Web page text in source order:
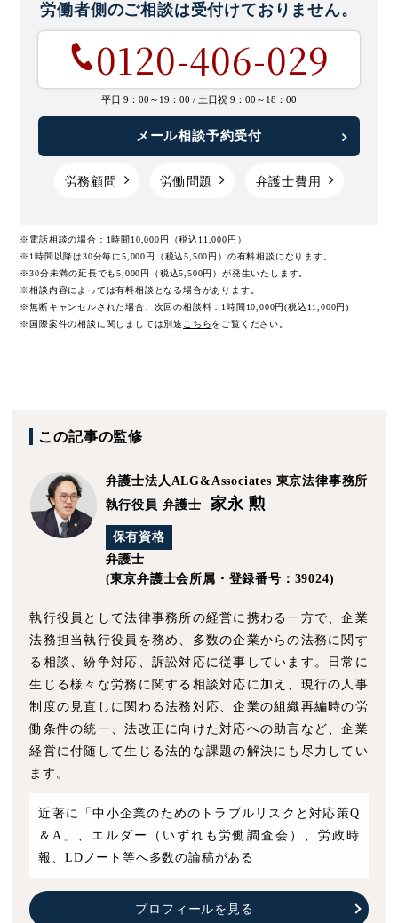
労働者側のご相談は受付けておりません。
0120-406-029
平日 9：00～19：00 / 土日祝 9：00～18：00
メール相談予約受付
労務顧問 労働問題 弁護士費用
※電話相談の場合：1時間10,000円（税込11,000円）
※1時間以降は30分毎に5,000円（税込5,500円）の有料相談になります。
※30分未満の延長でも5,000円（税込5,500円）が発生いたします。
※相談内容によっては有料相談となる場合があります。
※無断キャンセルされた場合、次回の相談料：1時間10,000円(税込11,000円)
※国際案件の相談に関しましては別途 こちらをご覧ください。
この記事の監修
弁護士法人ALG&Associates 東京法律事務所
執行役員 弁護士
家永 勲
保有資格
弁護士
(東京弁護士会所属・登録番号：39024)
執行役員として法律事務所の経営に携わる一方で、企業
法務担当執行役員を務め、多数の企業からの法務に関す
る相談、紛争対応、訴訟対応に従事しています。日常に
生じる様々な労務に関する相談対応に加え、現行の人事
制度の見直しに関わる法務対応、企業の組織再編時の労
働条件の統一、法改正に向けた対応への助言など、企業
経営に付随して生じる法的な課題の解決にも尽力してい
ます。
近著に「中小企業のためのトラブルリスクと対応策Q
＆A」、エルダー（いずれも労働調査会）、労政時
報、LDノート等へ多数の論稿がある
プロフィールを見る